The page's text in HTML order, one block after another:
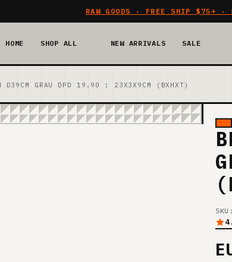
RAW GOODS · FREE SHIP $75+ ·
HOME SHOP ALL NEW ARRIVALS SALE
D39CM GRAU DPD 19.90 : 23X3X9CM (BXHXT)